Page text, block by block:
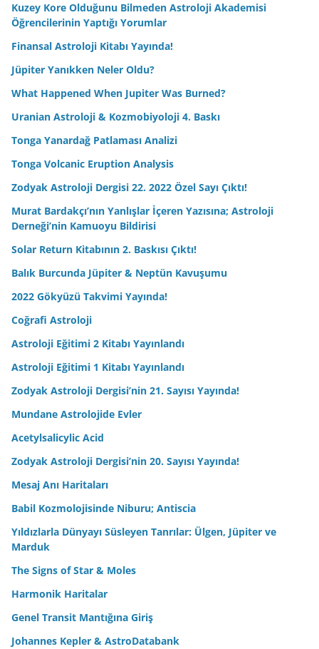
Kuzey Kore Olduğunu Bilmeden Astroloji Akademisi
Öğrencilerinin Yaptığı Yorumlar
Finansal Astroloji Kitabı Yayında!
Jüpiter Yanıkken Neler Oldu?
What Happened When Jupiter Was Burned?
Uranian Astroloji & Kozmobiyoloji 4. Baskı
Tonga Yanardağ Patlaması Analizi
Tonga Volcanic Eruption Analysis
Zodyak Astroloji Dergisi 22. 2022 Özel Sayı Çıktı!
Murat Bardakçı’nın Yanlışlar İçeren Yazısına; Astroloji
Derneği’nin Kamuoyu Bildirisi
Solar Return Kitabının 2. Baskısı Çıktı!
Balık Burcunda Jüpiter & Neptün Kavuşumu
2022 Gökyüzü Takvimi Yayında!
Coğrafi Astroloji
Astroloji Eğitimi 2 Kitabı Yayınlandı
Astroloji Eğitimi 1 Kitabı Yayınlandı
Zodyak Astroloji Dergisi’nin 21. Sayısı Yayında!
Mundane Astrolojide Evler
Acetylsalicylic Acid
Zodyak Astroloji Dergisi’nin 20. Sayısı Yayında!
Mesaj Anı Haritaları
Babil Kozmolojisinde Niburu; Antiscia
Yıldızlarla Dünyayı Süsleyen Tanrılar: Ülgen, Jüpiter ve
Marduk
The Signs of Star & Moles
Harmonik Haritalar
Genel Transit Mantığına Giriş
Johannes Kepler & AstroDatabank